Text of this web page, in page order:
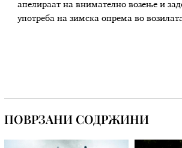
апелираат на внимателно возење и
употреба на зимска опрема во
ПОВРЗАНИ СОДРЖИНИ